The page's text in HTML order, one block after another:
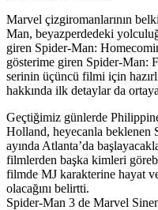
Marvel çizgiromanlarının
Man, beyazperdedeki
giren Spider-Man:
gösterime giren Spider-Man:
serinin üçüncü filmi için
hakkında ilk detaylar da
Geçtiğimiz günlerde
Holland, heyecanla beklenen
ayında Atlanta’da
filmlerden başka kimleri
filmde MJ karakterine hayat
olacağını belirtti.
Spider-Man 3 de Marvel